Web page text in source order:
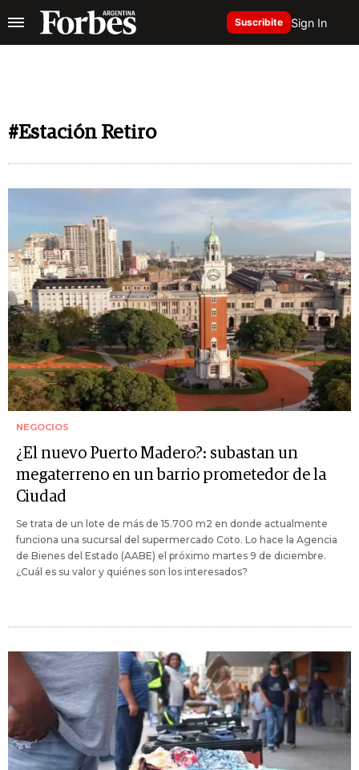
Suscribite Sign In
#Estación Retiro
NEGOCIOS
¿El nuevo Puerto Madero?: subastan un
megaterreno en un barrio prometedor de la
Ciudad
Se trata de un lote de más de 15.700 m2 en donde actualmente
funciona una sucursal del supermercado Coto. Lo hace la Agencia
de Bienes del Estado (AABE) el próximo martes 9 de diciembre.
¿Cuál es su valor y quiénes son los interesados?